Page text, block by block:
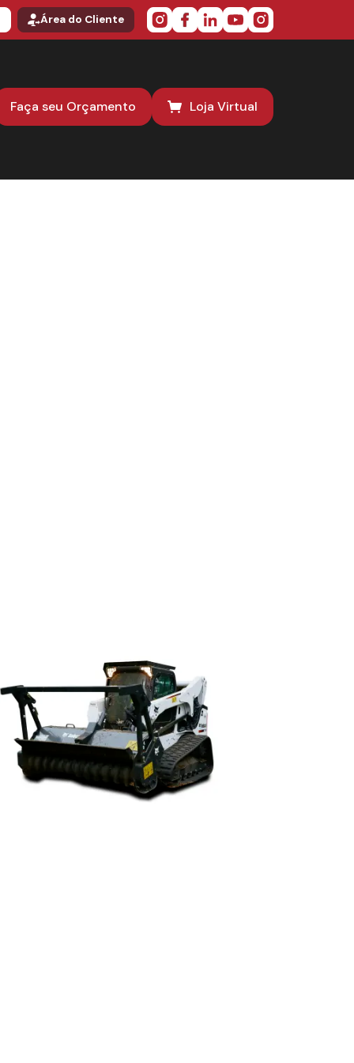
Área do Cliente
Faça seu Orçamento Loja Virtual